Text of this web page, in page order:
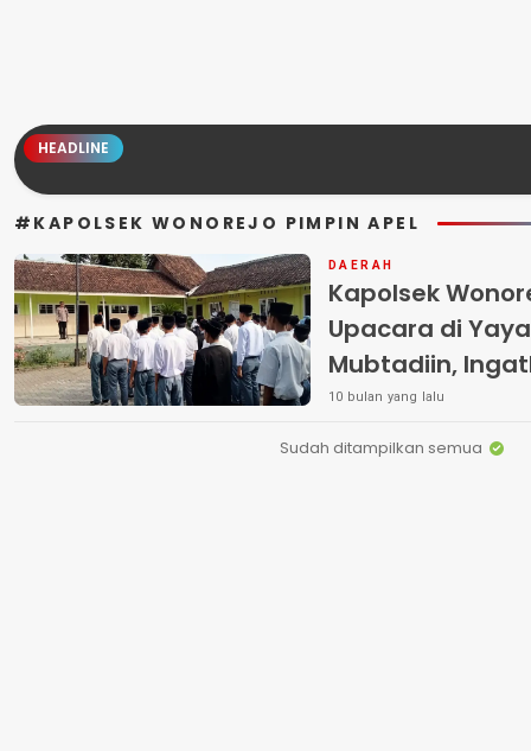
HEADLINE
#KAPOLSEK WONOREJO PIMPIN APEL
DAERAH
Kapolsek
Upacara di
Mubtadiin,
Kenakalan
10 bulan yang lalu
Sudah ditampilkan semua